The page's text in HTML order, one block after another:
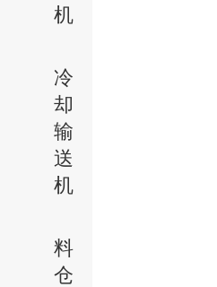
机
冷
却
输
送
机
料
仓